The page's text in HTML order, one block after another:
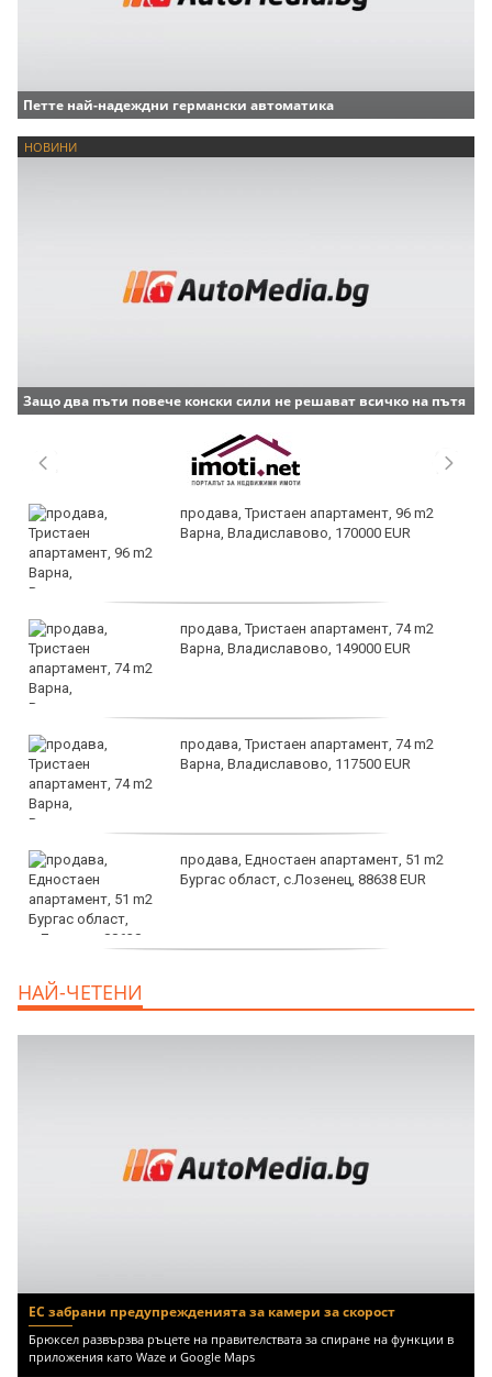
Петте най-надеждни германски автоматика
НОВИНИ
Защо два пъти повече конски сили не решават всичко на пътя
продава, Тристаен апартамент, 96 m2
Варна, Владиславово, 170000 EUR
продава, Тристаен апартамент, 74 m2
Варна, Владиславово, 149000 EUR
продава, Тристаен апартамент, 74 m2
Варна, Владиславово, 117500 EUR
продава, Едностаен апартамент, 51 m2
Бургас област, с.Лозенец, 88638 EUR
EUR
НАЙ-ЧЕТЕНИ
ЕС забрани предупрежденията за камери за скорост
Брюксел развързва ръцете на правителствата за спиране на функции в
приложения като Waze и Google Maps